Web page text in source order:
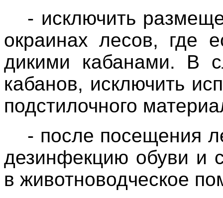
- исключить
окраинах лесов, где
дикими кабанами. В
кабанов, исключить
подстилочного
- после посещения
дезинфекцию обуви и
в животноводческое